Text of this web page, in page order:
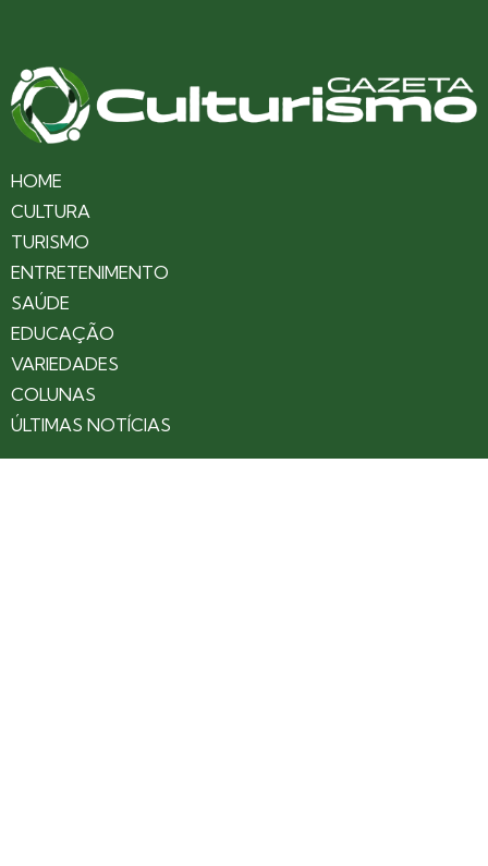
HOME
CULTURA
TURISMO
ENTRETENIMENTO
SAÚDE
EDUCAÇÃO
VARIEDADES
COLUNAS
ÚLTIMAS NOTÍCIAS